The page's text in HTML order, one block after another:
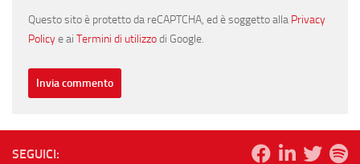
Questo sito è protetto da reCAPTCHA, ed è soggetto alla Privacy
Policye ai Termini di utilizzodi Google.
SEGUICI: